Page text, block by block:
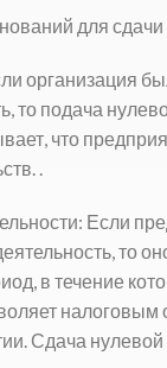
для сдачи
организация
то подача
что
.
Если
то
в течение
налоговым
Сдача нулевой